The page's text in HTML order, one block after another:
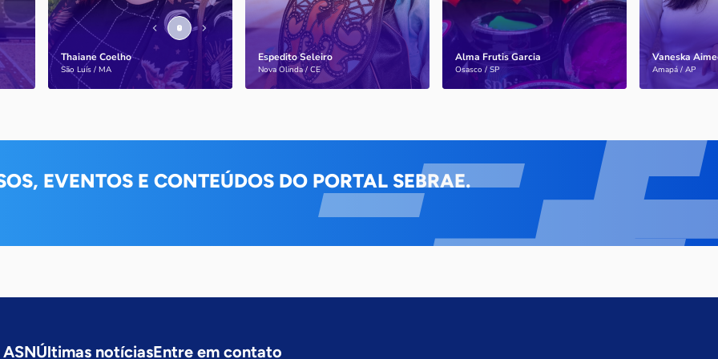
Thaiane Coelho
São Luís / MA
Saiba mais
Espedito Seleiro
Nova Olinda / CE
Saiba mais
Alma Frutis Garcia
Osasco / SP
Saiba mais
Vaneska
Amapá / AP
Saiba mais
EVENTOS E CONTEÚDOS DO PORTAL SEBRAE.
ASNÚltimas notíciasEntre em contato